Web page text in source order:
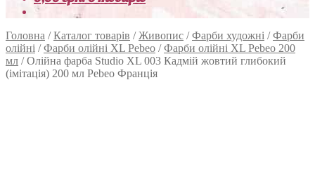
Головна /Каталог товарів /Живопис /Фарби художні /Фарби
олійні /Фарби олійні XL Pebeo /Фарби олійні XL Pebeo 200
мл /Олійна фарба Studio XL 003 Кадмій жовтий глибокий
(імітація) 200 мл Pebeo Франція